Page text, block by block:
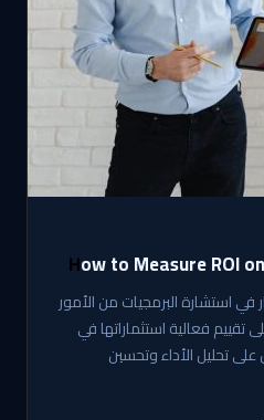
How to Measure ROI
في استشارة البرمجيات من الأمور
تقييم فعالية استثماراتها في
على تحليل الأداء وتحسين